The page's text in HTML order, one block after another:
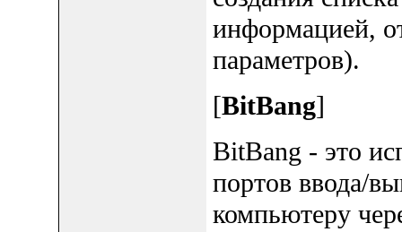
информацией,
параметров).
[BitBang]
BitBang - это
портов ввода/
компьютеру